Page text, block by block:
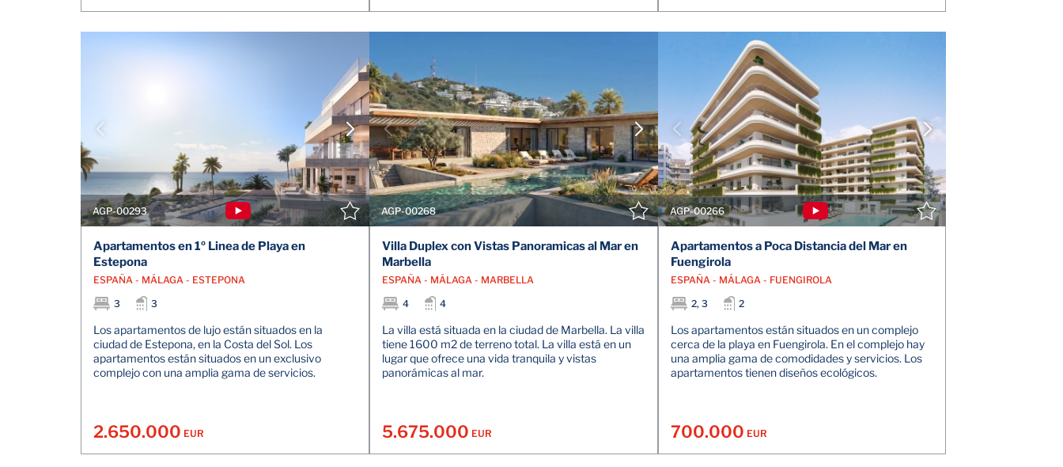
VER DETALLES
CONTACTE CON EL AGENTE
AGP-00293
Apartamentos en 1º Linea de Playa en
Estepona
ESPAÑA - MÁLAGA - ESTEPONA
3
3
Los apartamentos de lujo están situados en la
ciudad de Estepona, en la Costa del Sol. Los
apartamentos están situados en un exclusivo
complejo con una amplia gama de servicios.
2.650.000 EUR
VER DETALLES
CONTACTE CON EL AGENTE
AGP-00268
Villa Duplex con Vistas Panoramicas al Mar en
Marbella
ESPAÑA - MÁLAGA - MARBELLA
4
4
La villa está situada en la ciudad de Marbella. La villa
tiene 1600 m2 de terreno total. La villa está en un
lugar que ofrece una vida tranquila y vistas
panorámicas al mar.
5.675.000 EUR
AGP-00266
Apartamentos a Poca Distancia del Mar en
Fuengirola
ESPAÑA - MÁLAGA - FUENGIROLA
2, 3
2
Los apartamentos están situados en un complejo
cerca de la playa en Fuengirola. En el complejo hay
una amplia gama de comodidades y servicios. Los
apartamentos tienen diseños ecológicos.
700.000 EUR